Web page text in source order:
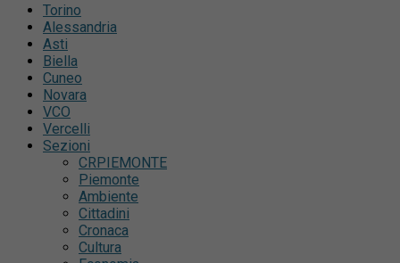
Torino
Alessandria
Asti
Biella
Cuneo
Novara
VCO
Vercelli
Sezioni
CRPIEMONTE
Piemonte
Ambiente
Cittadini
Cronaca
Cultura